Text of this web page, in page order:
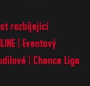
rozbíjející
Eventový
Chance Liga